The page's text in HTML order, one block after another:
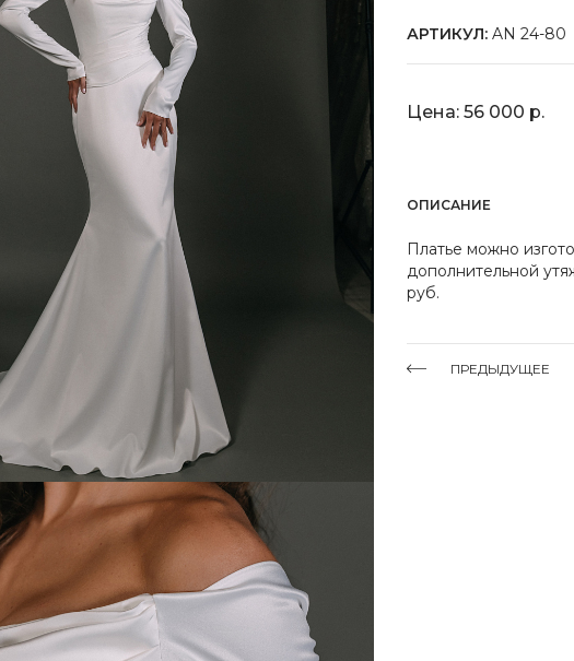
АРТИКУЛ: AN 24-80
Цена: 56 000 р.
ОПИСАНИЕ
Платье можно
дополнительной
руб.
ПРЕДЫДУЩЕЕ